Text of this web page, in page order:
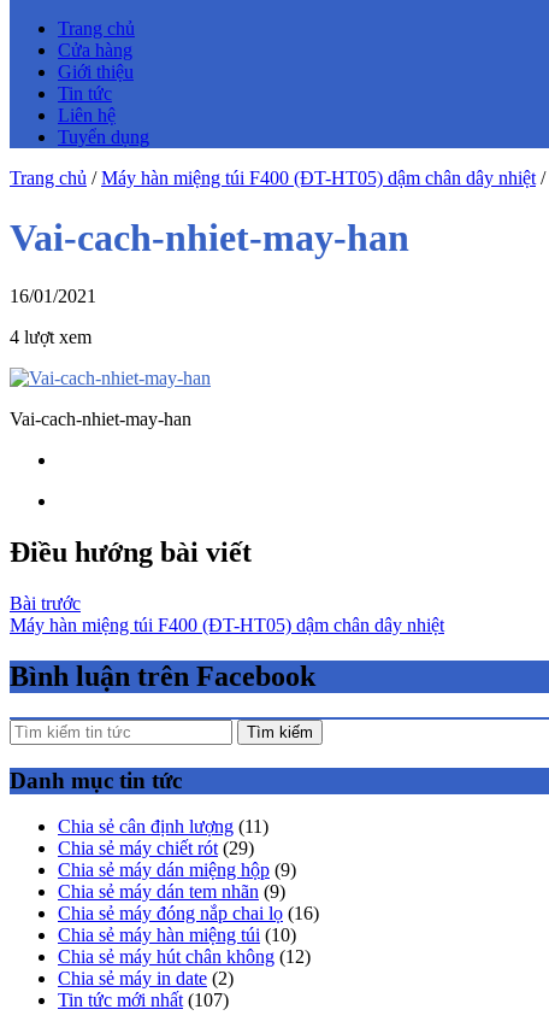
Trang chủ
Cửa hàng
Giới thiệu
Tin tức
Liên hệ
Tuyển dụng
Trang chủ /Máy hàn miệng túi F400 (ĐT-HT05) dậm chân dây nhiệt/
Vai-cach-nhiet-may-han
16/01/2021
4 lượt xem
Vai-cach-nhiet-may-han
Điều hướng bài viết
Bài trước
Máy hàn miệng túi F400 (ĐT-HT05) dậm chân dây nhiệt
Bình luận trên Facebook
Tìm kiếm
Danh mục tin tức
Chia sẻ cân định lượng (11)
Chia sẻ máy chiết rót (29)
Chia sẻ máy dán miệng hộp (9)
Chia sẻ máy dán tem nhãn (9)
Chia sẻ máy đóng nắp chai lọ (16)
Chia sẻ máy hàn miệng túi (10)
Chia sẻ máy hút chân không (12)
Chia sẻ máy in date (2)
Tin tức mới nhất (107)